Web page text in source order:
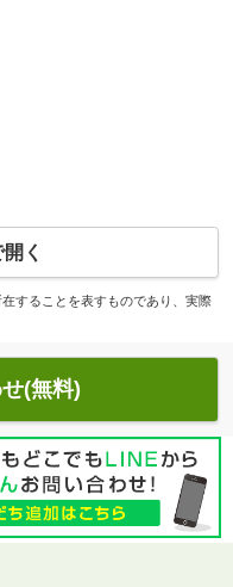
く
することを表すものであり、実際
(無料)